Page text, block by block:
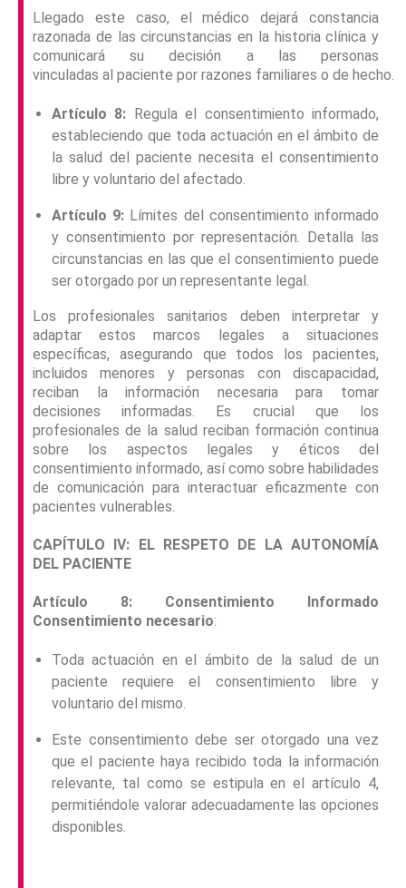
Llegado este caso, el médico dejará constancia
razonada de las circunstancias en la historia clínica y
comunicará su decisión a las personas
vinculadas al paciente por razones familiares o de hecho.
Artículo 8: Regula el consentimiento informado,
estableciendo que toda actuación en el ámbito de
la salud del paciente necesita el consentimiento
libre y voluntario del afectado.
Artículo 9: Límites del consentimiento informado
y consentimiento por representación. Detalla las
circunstancias en las que el consentimiento puede
ser otorgado por un representante legal.
Los profesionales sanitarios deben interpretar y
adaptar estos marcos legales a situaciones
específicas, asegurando que todos los pacientes,
incluidos menores y personas con discapacidad,
reciban la información necesaria para tomar
decisiones informadas. Es crucial que los
profesionales de la salud reciban formación continua
sobre los aspectos legales y éticos del
consentimiento informado, así como sobre habilidades
de comunicación para interactuar eficazmente con
pacientes vulnerables.
CAPÍTULO IV: EL RESPETO DE LA AUTONOMÍA
DEL PACIENTE
Artículo 8: Consentimiento Informado
Consentimiento necesario:
Toda actuación en el ámbito de la salud de un
paciente requiere el consentimiento libre y
voluntario del mismo.
Este consentimiento debe ser otorgado una vez
que el paciente haya recibido toda la información
relevante, tal como se estipula en el artículo 4,
permitiéndole valorar adecuadamente las opciones
disponibles.